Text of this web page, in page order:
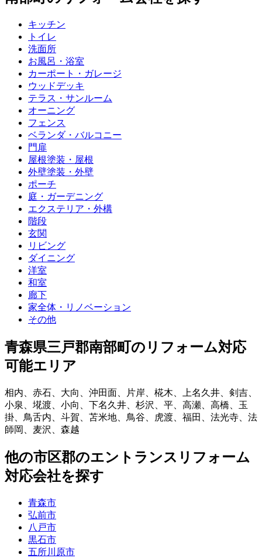
キッチン
トイレ
洗面所
お風呂・浴室
カーポート・ガレージ
ウッドデッキ
テラス・サンルーム
オーニング
フェンス
ベランダ・バルコニー
門扉
屋根塗装・屋根
外壁塗装・外壁
ポーチ
庭・ガーデニング
エクステリア・外構
階段
玄関
リビング
ダイニング
洋室
和室
廊下
家全体・リノベーション
その他
青森県三戸郡南部町 のリフォーム対応
可能エリア
相内 赤石 大向 沖田面 片岸 椛木 上名久井 剣吉
小泉
埖渡 小向 下名久井 杉沢 平 高瀬 高橋
玉
掛
鳥舌内 斗賀 苫米地 鳥谷 虎渡 福田 法光寺
法
師岡
麦沢 森越
他の市区郡のエントランスリフォーム
対応会社を探す
青森市
弘前市
八戸市
黒石市
五所川原市